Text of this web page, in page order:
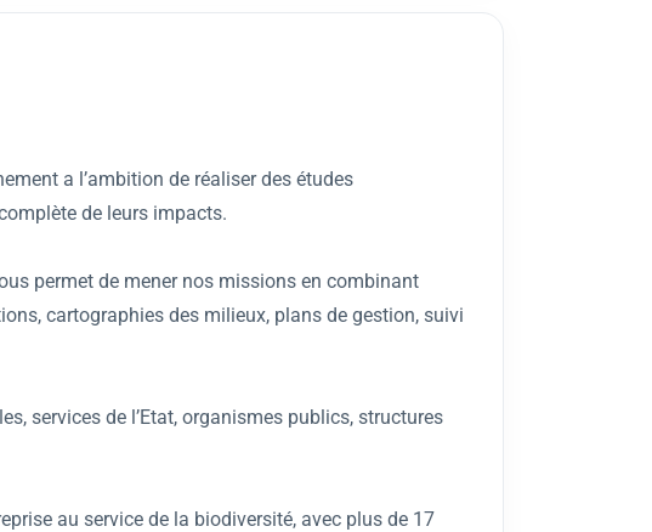
a l’ambition de réaliser des études
de leurs impacts.
permet de mener nos missions en combinant
cartographies des milieux, plans de gestion, suivi
services de l’Etat, organismes publics, structures
au service de la biodiversité, avec plus de 17